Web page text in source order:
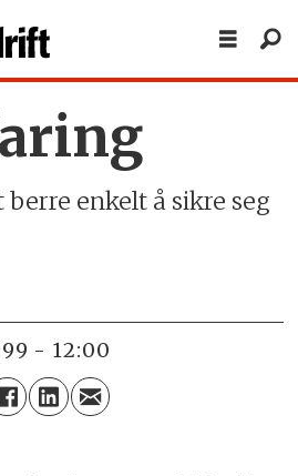
enkelt å sikre seg
- 12:00